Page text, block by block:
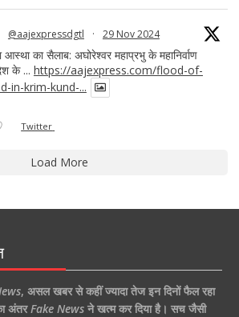
@aajexpressdgtl · 29 Nov 2024
का सैलाब: अघोरेश्वर महाप्रभु के महानिर्वाण
के ... https://aajexpress.com/flood-of-
in-krim-kund-...
Twitter
Load More
, असल खबर से कहीं ज्यादा तेज इन दिनों फैल रहा
अंतर Fake Newsने खत्म कर दिया है। सच जैसी